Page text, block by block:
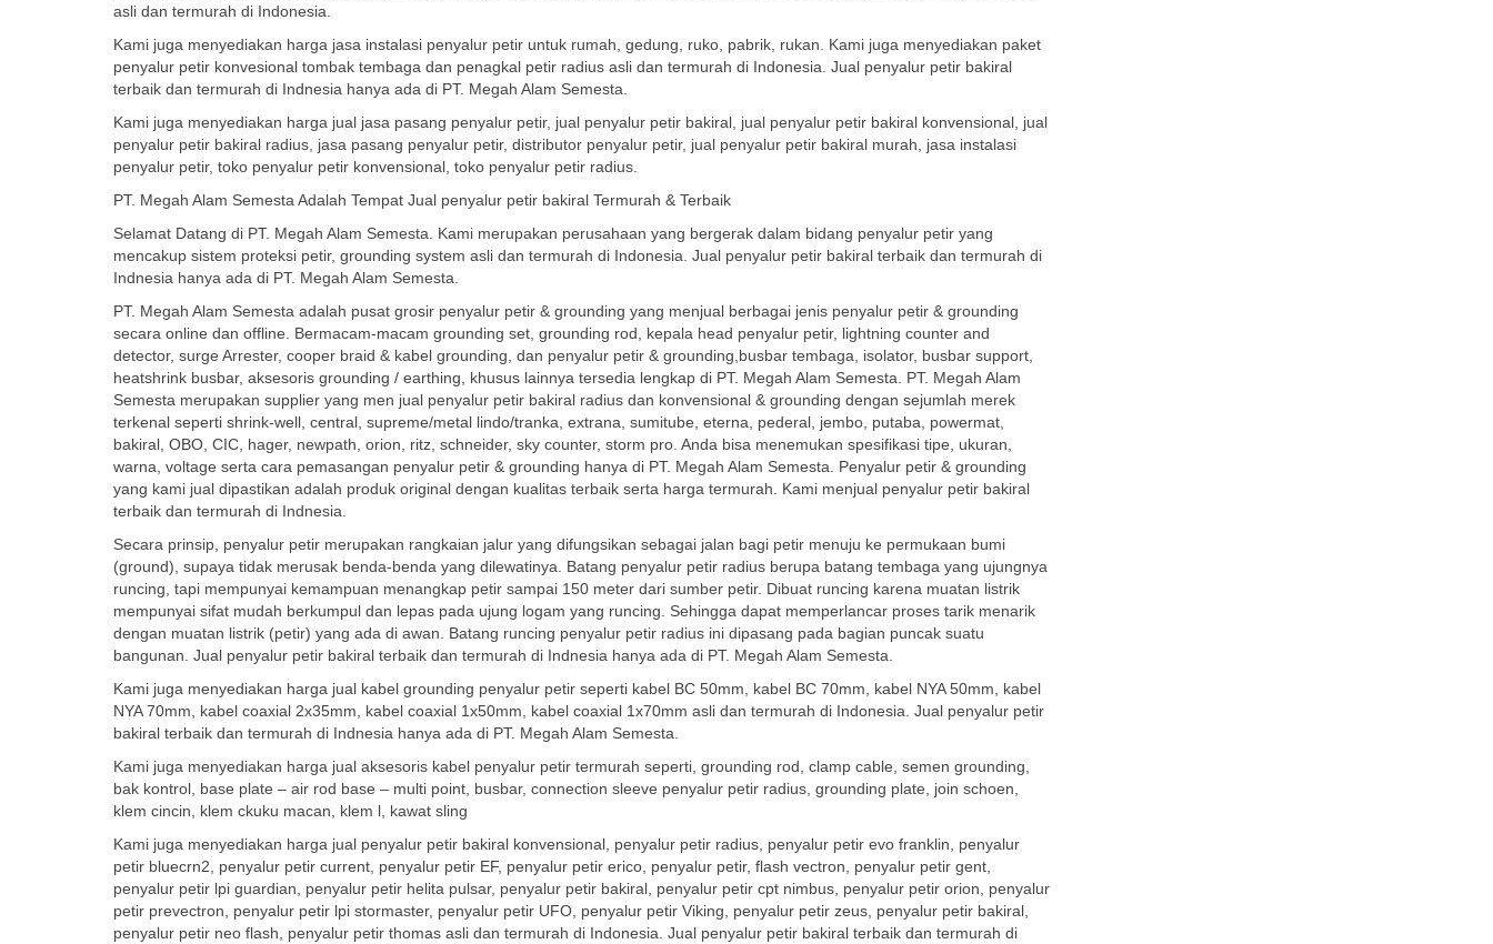
asli dan termurah di Indonesia.
Kami juga menyediakan harga jasa instalasi penyalur petir untuk rumah, gedung, ruko, pabrik, rukan. Kami juga menyediakan paket
penyalur petir konvesional tombak tembaga dan penagkal petir radius asli dan termurah di Indonesia. Jual penyalur petir bakiral
terbaik dan termurah di Indnesia hanya ada di PT. Megah Alam Semesta.
Kami juga menyediakan harga jual jasa pasang penyalur petir, jual penyalur petir bakiral, jual penyalur petir bakiral konvensional, jual
penyalur petir bakiral radius, jasa pasang penyalur petir, distributor penyalur petir, jual penyalur petir bakiral murah, jasa instalasi
penyalur petir, toko penyalur petir konvensional, toko penyalur petir radius.
PT. Megah Alam Semesta Adalah Tempat Jual penyalur petir bakiral Termurah & Terbaik
Selamat Datang di PT. Megah Alam Semesta. Kami merupakan perusahaan yang bergerak dalam bidang penyalur petir yang
mencakup sistem proteksi petir, grounding system asli dan termurah di Indonesia. Jual penyalur petir bakiral terbaik dan termurah di
Indnesia hanya ada di PT. Megah Alam Semesta.
PT. Megah Alam Semesta adalah pusat grosir penyalur petir & grounding yang menjual berbagai jenis penyalur petir & grounding
secara online dan offline. Bermacam-macam grounding set, grounding rod, kepala head penyalur petir, lightning counter and
detector, surge Arrester, cooper braid & kabel grounding, dan penyalur petir & grounding,busbar tembaga, isolator, busbar support,
heatshrink busbar, aksesoris grounding / earthing, khusus lainnya tersedia lengkap di PT. Megah Alam Semesta. PT. Megah Alam
Semesta merupakan supplier yang men jual penyalur petir bakiral radius dan konvensional & grounding dengan sejumlah merek
terkenal seperti shrink-well, central, supreme/metal lindo/tranka, extrana, sumitube, eterna, pederal, jembo, putaba, powermat,
bakiral, OBO, CIC, hager, newpath, orion, ritz, schneider, sky counter, storm pro. Anda bisa menemukan spesifikasi tipe, ukuran,
warna, voltage serta cara pemasangan penyalur petir & grounding hanya di PT. Megah Alam Semesta. Penyalur petir & grounding
yang kami jual dipastikan adalah produk original dengan kualitas terbaik serta harga termurah. Kami menjual penyalur petir bakiral
terbaik dan termurah di Indnesia.
Secara prinsip, penyalur petir merupakan rangkaian jalur yang difungsikan sebagai jalan bagi petir menuju ke permukaan bumi
(ground), supaya tidak merusak benda-benda yang dilewatinya. Batang penyalur petir radius berupa batang tembaga yang ujungnya
runcing, tapi mempunyai kemampuan menangkap petir sampai 150 meter dari sumber petir. Dibuat runcing karena muatan listrik
mempunyai sifat mudah berkumpul dan lepas pada ujung logam yang runcing. Sehingga dapat memperlancar proses tarik menarik
dengan muatan listrik (petir) yang ada di awan. Batang runcing penyalur petir radius ini dipasang pada bagian puncak suatu
bangunan. Jual penyalur petir bakiral terbaik dan termurah di Indnesia hanya ada di PT. Megah Alam Semesta.
Kami juga menyediakan harga jual kabel grounding penyalur petir seperti kabel BC 50mm, kabel BC 70mm, kabel NYA 50mm, kabel
NYA 70mm, kabel coaxial 2x35mm, kabel coaxial 1x50mm, kabel coaxial 1x70mm asli dan termurah di Indonesia. Jual penyalur petir
bakiral terbaik dan termurah di Indnesia hanya ada di PT. Megah Alam Semesta.
Kami juga menyediakan harga jual aksesoris kabel penyalur petir termurah seperti, grounding rod, clamp cable, semen grounding,
bak kontrol, base plate – air rod base – multi point, busbar, connection sleeve penyalur petir radius, grounding plate, join schoen,
klem cincin, klem ckuku macan, klem l, kawat sling
Kami juga menyediakan harga jual penyalur petir bakiral konvensional, penyalur petir radius, penyalur petir evo franklin, penyalur
petir bluecrn2, penyalur petir current, penyalur petir EF, penyalur petir erico, penyalur petir, flash vectron, penyalur petir gent,
penyalur petir lpi guardian, penyalur petir helita pulsar, penyalur petir bakiral, penyalur petir cpt nimbus, penyalur petir orion, penyalur
petir prevectron, penyalur petir lpi stormaster, penyalur petir UFO, penyalur petir Viking, penyalur petir zeus, penyalur petir bakiral,
penyalur petir neo flash, penyalur petir thomas asli dan termurah di Indonesia. Jual penyalur petir bakiral terbaik dan termurah di